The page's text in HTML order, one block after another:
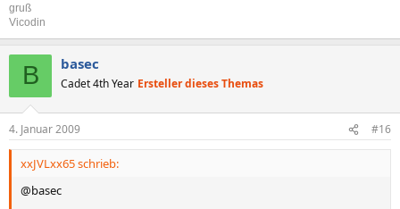
gruß
Vicodin
B basec
Cadet 4th Year Ersteller dieses Themas
4. Januar 2009 #16
xxJVLxx65 schrieb:
@basec